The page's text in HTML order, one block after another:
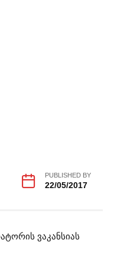
PUBLISHED BY
22/05/2017
ვაკანსიას